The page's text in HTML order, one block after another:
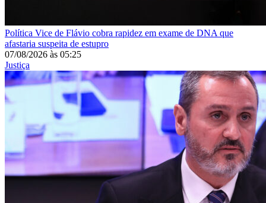
Política Vice de Flávio cobra rapidez em exame de DNA que
afastaria suspeita de estupro
07/08/2026 às 05:25
Justiça